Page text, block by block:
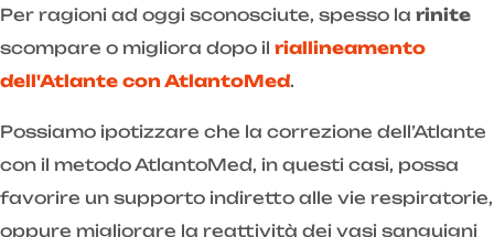
Per ragioni ad oggi sconosciute, spesso la rinite
scompare o migliora dopo il riallineamento
dell'Atlante con AtlantoMed.
Possiamo ipotizzare che la correzione dell’Atlante
con il metodo AtlantoMed, in questi casi, possa
favorire un supporto indiretto alle vie respiratorie,
oppure migliorare la reattività dei vasi sanguigni